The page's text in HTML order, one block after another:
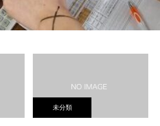
未分類